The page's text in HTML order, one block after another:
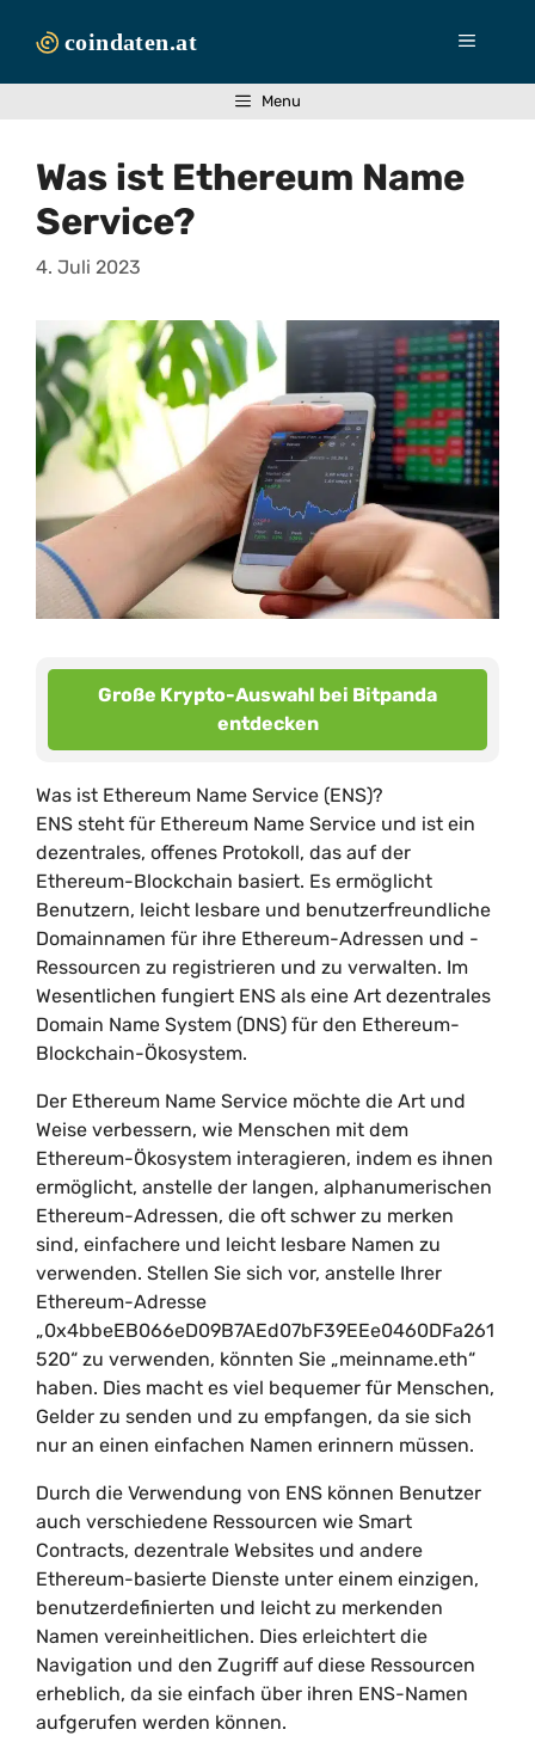
Inhalt
Menü
Menu
Was ist Ethereum Name
Service?
4. Juli 2023
Große Krypto-Auswahl bei Bitpanda
entdecken
Was ist Ethereum Name Service (ENS)?
ENS steht für Ethereum Name Service und ist ein
dezentrales, offenes Protokoll, das auf der
Ethereum-Blockchain basiert. Es ermöglicht
Benutzern, leicht lesbare und benutzerfreundliche
Domainnamen für ihre Ethereum-Adressen und -
Ressourcen zu registrieren und zu verwalten. Im
Wesentlichen fungiert ENS als eine Art dezentrales
Domain Name System (DNS) für den Ethereum-
Blockchain-Ökosystem.
Der Ethereum Name Service möchte die Art und
Weise verbessern, wie Menschen mit dem
Ethereum-Ökosystem interagieren, indem es ihnen
ermöglicht, anstelle der langen, alphanumerischen
Ethereum-Adressen, die oft schwer zu merken
sind, einfachere und leicht lesbare Namen zu
verwenden. Stellen Sie sich vor, anstelle Ihrer
Ethereum-Adresse
„0x4bbeEB066eD09B7AEd07bF39EEe0460DFa261
520“ zu verwenden, könnten Sie „meinname.eth“
haben. Dies macht es viel bequemer für Menschen,
Gelder zu senden und zu empfangen, da sie sich
nur an einen einfachen Namen erinnern müssen.
Durch die Verwendung von ENS können Benutzer
auch verschiedene Ressourcen wie Smart
Contracts, dezentrale Websites und andere
Ethereum-basierte Dienste unter einem einzigen,
benutzerdefinierten und leicht zu merkenden
Namen vereinheitlichen. Dies erleichtert die
Navigation und den Zugriff auf diese Ressourcen
erheblich, da sie einfach über ihren ENS-Namen
aufgerufen werden können.